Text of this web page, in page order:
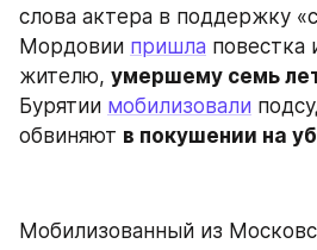
слова актера в поддержку
Мордовии пришла повестка
жителю, умершему семь
Бурятии мобилизовали
обвиняют в покушении на